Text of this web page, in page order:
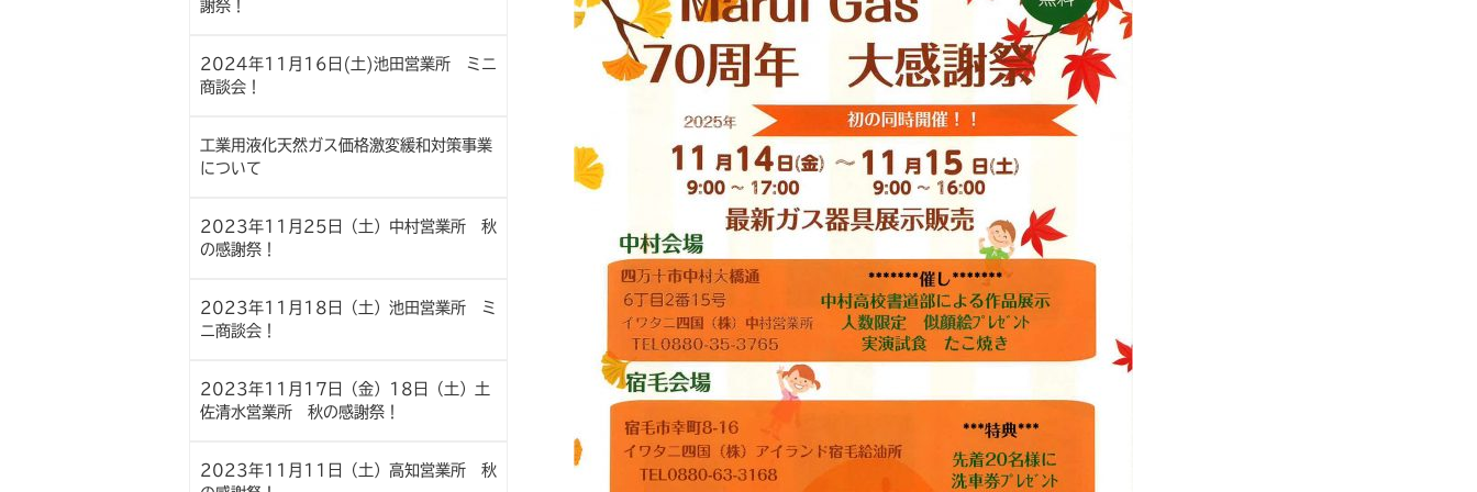
謝祭！
2024年11月16日(土)池田営業所 ミニ
商談会！
工業用液化天然ガス価格激変緩和対策事業
について
2023年11月25日（土）中村営業所 秋
の感謝祭！
2023年11月18日（土）池田営業所 ミ
ニ商談会！
2023年11月17日（金）18日（土）土
佐清水営業所 秋の感謝祭！
2023年11月11日（土）高知営業所 秋